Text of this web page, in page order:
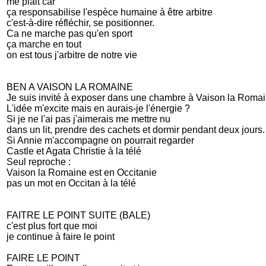
ça responsabilise l'espèce humaine à être arbitre
c'est-à-dire réfléchir, se positionner.
Ca ne marche pas qu'en sport
ça marche en tout
on est tous j'arbitre de notre vie
BEN A VAISON LA ROMAINE
Je suis invité à exposer dans une chambre à Vaison la
L'idée m'excite mais en aurais-je l'énergie ?
Si je ne l'ai pas j'aimerais me mettre nu
dans un lit, prendre des cachets et dormir pendant deux jours.
Si Annie m'accompagne on pourrait regarder
Castle et Agata Christie à la télé
Seul reproche :
Vaison la Romaine est en Occitanie
pas un mot en Occitan à la télé
FAITRE LE POINT SUITE (BALE)
c'est plus fort que moi
je continue à faire le point
FAIRE LE POINT